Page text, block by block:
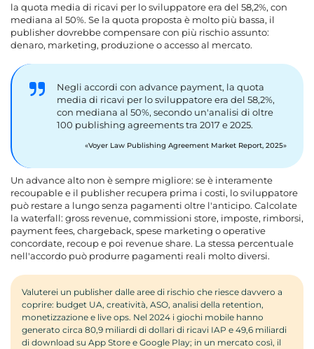
la quota media di ricavi per lo sviluppatore era del 58,2%, con
mediana al 50%. Se la quota proposta è molto più bassa, il
publisher dovrebbe compensare con più rischio assunto:
denaro, marketing, produzione o accesso al mercato.
Negli accordi con advance payment, la quota
media di ricavi per lo sviluppatore era del 58,2%,
con mediana al 50%, secondo un'analisi di oltre
100 publishing agreements tra 2017 e 2025.
Voyer Law Publishing Agreement Market Report, 2025
Un advance alto non è sempre migliore: se è interamente
recoupable e il publisher recupera prima i costi, lo sviluppatore
può restare a lungo senza pagamenti oltre l'anticipo. Calcolate
la waterfall: gross revenue, commissioni store, imposte, rimborsi,
payment fees, chargeback, spese marketing o operative
concordate, recoup e poi revenue share. La stessa percentuale
nell'accordo può produrre pagamenti reali molto diversi.
Valuterei un publisher dalle aree di rischio che riesce davvero a
coprire: budget UA, creatività, ASO, analisi della retention,
monetizzazione e live ops. Nel 2024 i giochi mobile hanno
generato circa 80,9 miliardi di dollari di ricavi IAP e 49,6 miliardi
di download su App Store e Google Play; in un mercato così, il